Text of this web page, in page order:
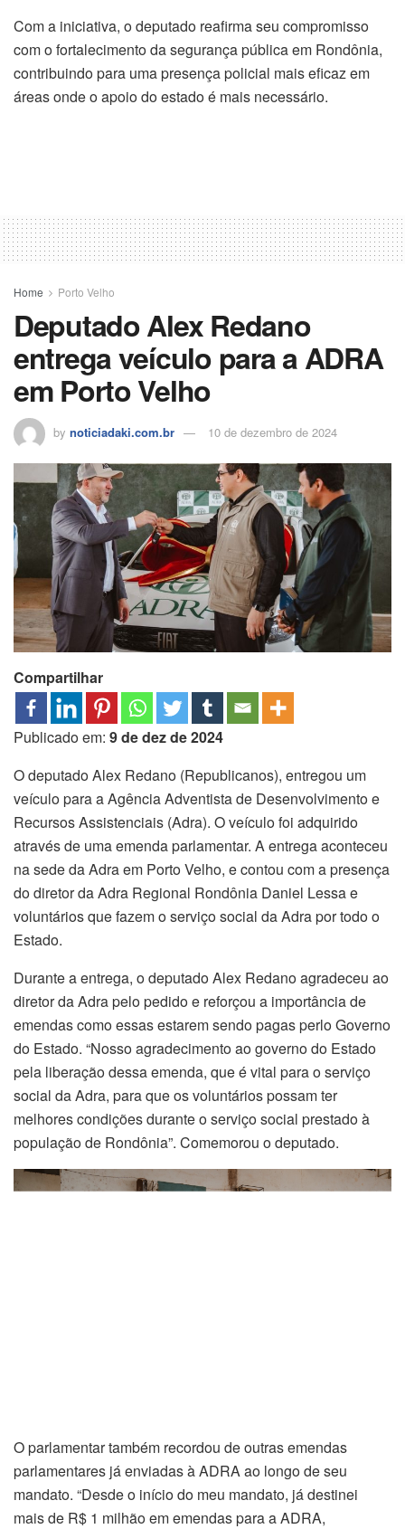
Com a iniciativa, o deputado reafirma seu compromisso
com o fortalecimento da segurança pública em Rondônia,
contribuindo para uma presença policial mais eficaz em
áreas onde o apoio do estado é mais necessário.
Home Porto Velho
Deputado Alex Redano
entrega veículo para a ADRA
em Porto Velho
by noticiadaki.com.br 10 de dezembro de 2024
Compartilhar
Publicado em: 9 de dez de 2024
O deputado Alex Redano (Republicanos), entregou um
veículo para a Agência Adventista de Desenvolvimento e
Recursos Assistenciais (Adra). O veículo foi adquirido
através de uma emenda parlamentar. A entrega aconteceu
na sede da Adra em Porto Velho, e contou com a presença
do diretor da Adra Regional Rondônia Daniel Lessa e
voluntários que fazem o serviço social da Adra por todo o
Estado.
Durante a entrega, o deputado Alex Redano agradeceu ao
diretor da Adra pelo pedido e reforçou a importância de
emendas como essas estarem sendo pagas perlo Governo
do Estado. “Nosso agradecimento ao governo do Estado
pela liberação dessa emenda, que é vital para o serviço
social da Adra, para que os voluntários possam ter
melhores condições durante o serviço social prestado à
população de Rondônia”. Comemorou o deputado.
O parlamentar também recordou de outras emendas
parlamentares já enviadas à ADRA ao longo de seu
mandato. “Desde o início do meu mandato, já destinei
mais de R$ 1 milhão em emendas para a ADRA,